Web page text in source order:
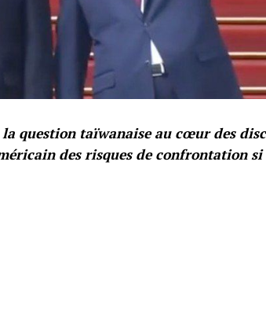
question taïwanaise au cœur des
des risques de confrontation